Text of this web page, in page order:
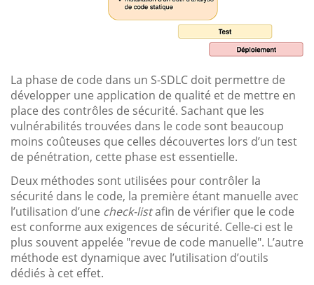
La phase de code dans un S-SDLC doit permettre de
développer une application de qualité et de mettre en
place des contrôles de sécurité. Sachant que les
vulnérabilités trouvées dans le code sont beaucoup
moins coûteuses que celles découvertes lors d’un test
de pénétration, cette phase est essentielle.
Deux méthodes sont utilisées pour contrôler la
sécurité dans le code, la première étant manuelle avec
l’utilisation d’une check-listafin de vérifier que le code
est conforme aux exigences de sécurité. Celle-ci est le
plus souvent appelée "revue de code manuelle". L’autre
méthode est dynamique avec l’utilisation d’outils
dédiés à cet effet.